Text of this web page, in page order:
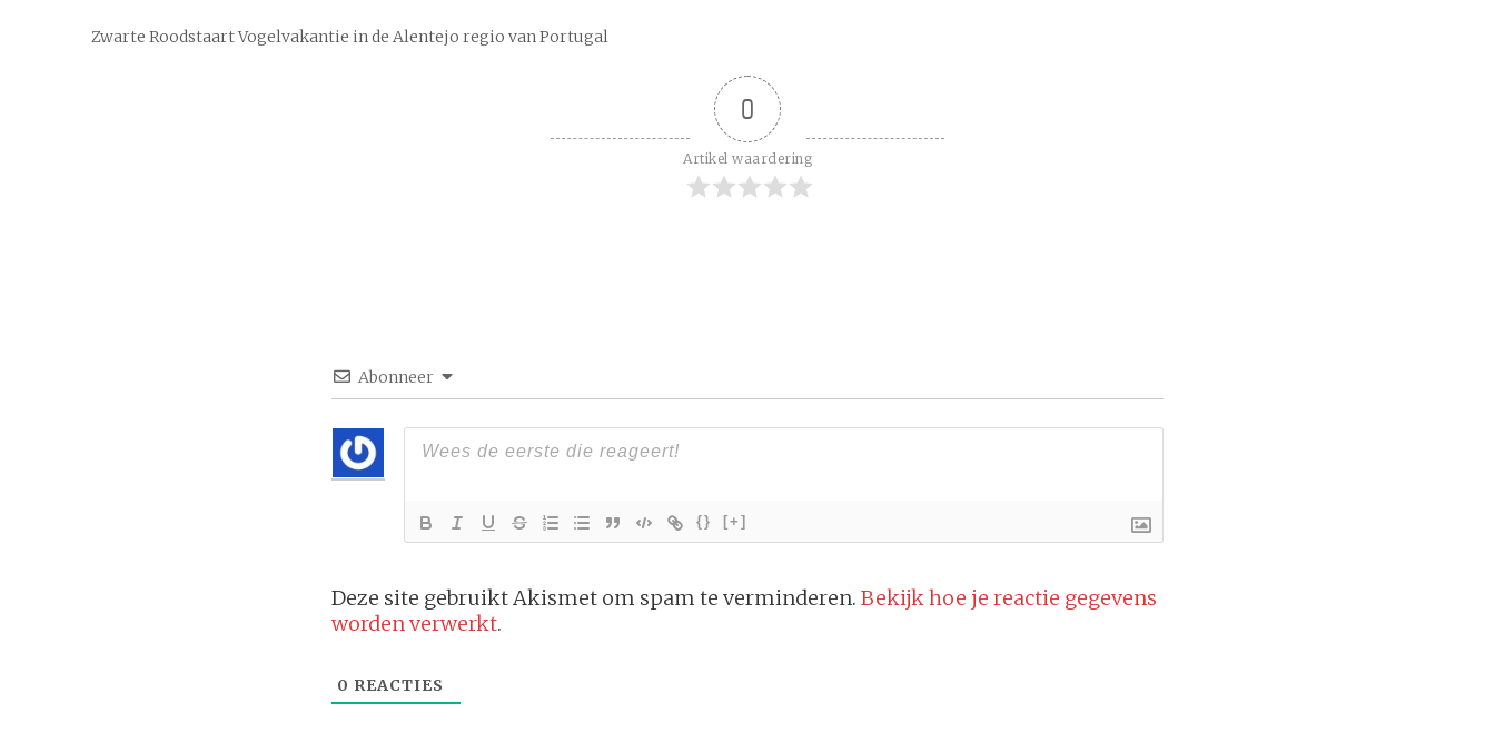
Zwarte Roodstaart Vogelvakantie in de Alentejo regio van Portugal
0
Artikel waardering
Abonneer
{} [+]
Deze site gebruikt Akismet om spam te verminderen. Bekijk hoe je reactie gegevens
worden verwerkt.
0 REACTIES